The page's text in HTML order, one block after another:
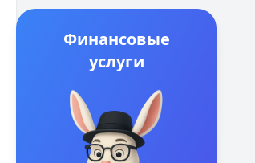
Финансовые
услуги